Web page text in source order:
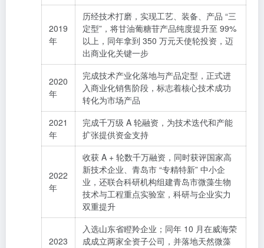
2019
年
历经技术打磨，实现工艺、装备、产品 “三
定型”，将甘油葡糖苷产品纯度提升至 99%
以上，同年拿到 350 万元天使轮投资，迈
出商业化关键一步
2020
年
完成技术产业化落地与产品定型，正式进
入商业化销售阶段，标志着核心技术成功
转化为市场产品
2021
年
完成千万级 A 轮融资，为技术迭代和产能
扩张提供资金支持
2022
年
收获 A + 轮数千万融资，同时获评国家高
新技术企业、青岛市 “专精特新” 中小企
业，还联合科研机构组建青岛市微藻生物
技术与工程重点实验室，科研与企业实力
双重提升
2023
入选山东省瞪羚企业；同年 10 月在威海荣
成成立两家全资子公司，并落地天然微藻